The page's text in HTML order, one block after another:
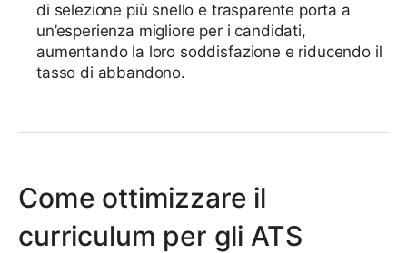
di selezione più snello e trasparente porta a
un’esperienza migliore per i candidati,
aumentando la loro soddisfazione e riducendo il
tasso di abbandono.
Come ottimizzare il
curriculum per gli ATS